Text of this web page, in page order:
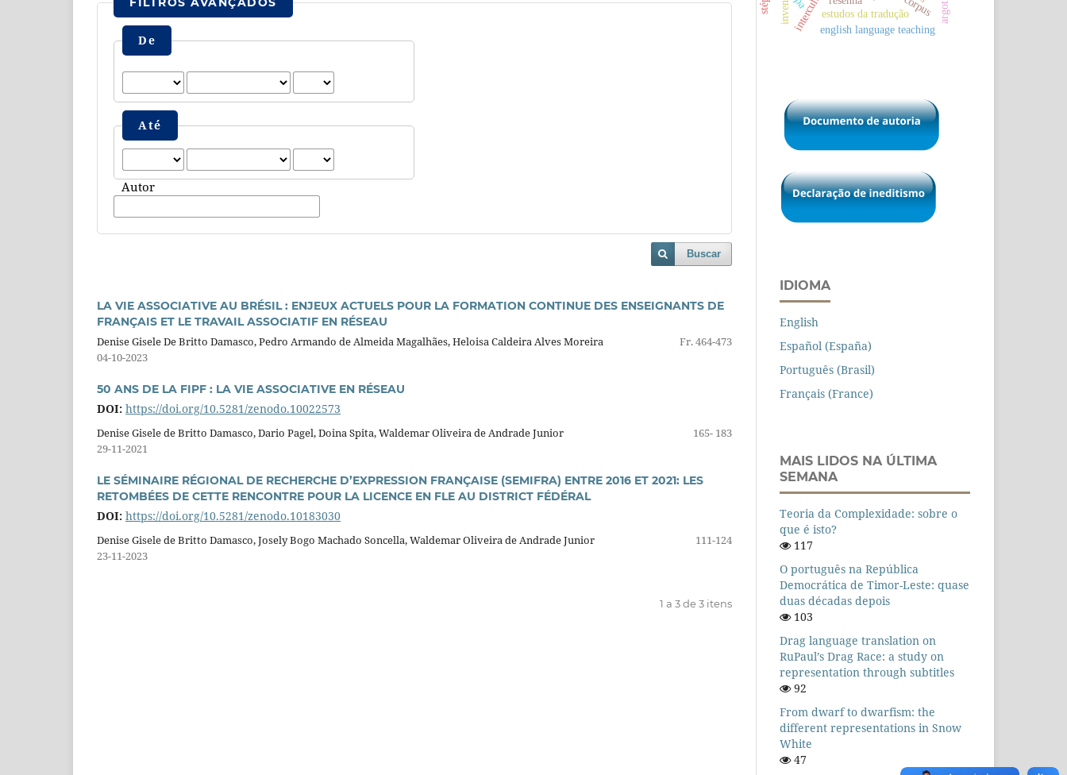
De
Até
Autor
Buscar
LA VIE ASSOCIATIVE AU BRÉSIL : ENJEUX ACTUELS POUR LA FORMATION CONTINUE DES ENSEIGNANTS DE
FRANÇAIS ET LE TRAVAIL ASSOCIATIF EN RÉSEAU
Denise Gisele De Britto Damasco, Pedro Armando de Almeida Magalhães, Heloisa Caldeira Alves Moreira
Fr. 464-473
04-10-2023
50 ANS DE LA FIPF : LA VIE ASSOCIATIVE EN RÉSEAU
DOI: https://doi.org/10.5281/zenodo.10022573
Denise Gisele de Britto Damasco, Dario Pagel, Doina Spita, Waldemar Oliveira de Andrade Junior
165- 183
29-11-2021
LE SÉMINAIRE RÉGIONAL DE RECHERCHE D’EXPRESSION FRANÇAISE (SEMIFRA) ENTRE 2016 ET 2021: LES
RETOMBÉES DE CETTE RENCONTRE POUR LA LICENCE EN FLE AU DISTRICT FÉDÉRAL
DOI: https://doi.org/10.5281/zenodo.10183030
Denise Gisele de Britto Damasco, Josely Bogo Machado Soncella, Waldemar Oliveira de Andrade Junior
111-124
23-11-2023
1 a 3 de 3 itens
estudos da tradução argot
english language teaching
IDIOMA
English
Español (España)
Português (Brasil)
Français (France)
MAIS LIDOS NA ÚLTIMA
SEMANA
Teoria da Complexidade: sobre o
que é isto?
117
O português na República
Democrática de Timor-Leste: quase
duas décadas depois
103
Drag language translation on
RuPaul’s Drag Race: a study on
representation through subtitles
92
From dwarf to dwarfism: the
different representations in Snow
White
47